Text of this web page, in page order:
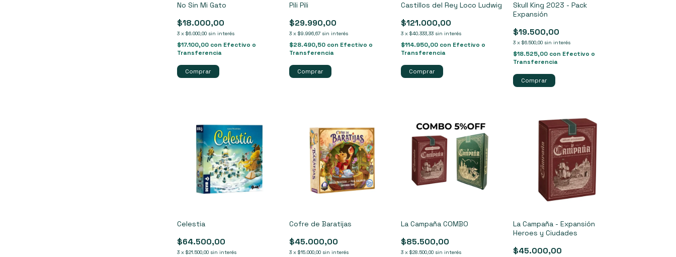
No Sin Mi Gato
$18.000,00
3 x$6.000,00 sin interés
$17.100,00 con Efectivo o
Transferencia
Pili Pili
$29.990,00
3 x $9.996,67 sin interés
$28.490,50 con Efectivo o
Transferencia
Castillos del Rey Loco Ludwig
$121.000,00
3 x$40.333,33 sin interés
$114.950,00 con Efectivo o
Transferencia
Skull King 2023 - Pack
Expansión
$19.500,00
3 x $6.500,00 sin interés
$18.525,00 con Efectivo o
Transferencia
Celestia
$64.500,00
3 x$21.500,00 sin interés
Cofre de Baratijas
$45.000,00
3 x $15.000,00 sin interés
La Campaña COMBO
$85.500,00
3 x$28.500,00 sin interés
La Campaña - Expansión
Heroes y Ciudades
$45.000,00